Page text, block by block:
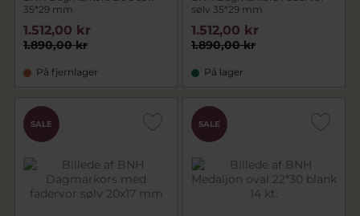
35*29 mm
1.890,00 kr
1.512,00 kr
På fjernlager
sølv 35*29 mm
1.890,00 kr
1.512,00 kr
På lager
SALE SALE